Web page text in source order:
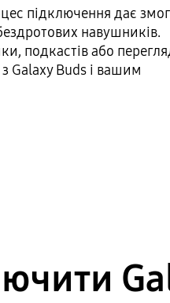
підключення дає
навушників.
подкастів або
Galaxy Buds і вашим